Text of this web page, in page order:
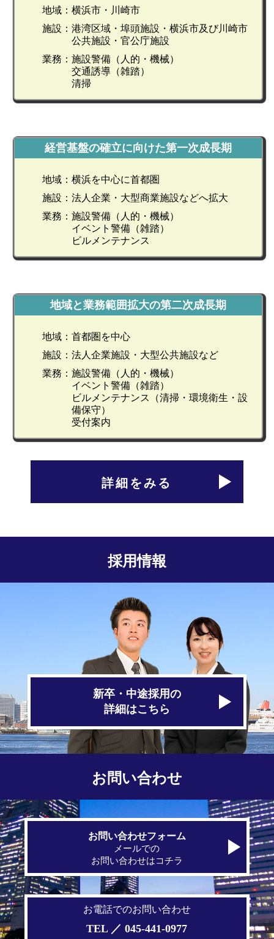
地域：横浜市・川崎市
施設：港湾区域・埠頭施設・横浜市及び川崎市
公共施設・官公庁施設
業務：施設警備（人的・機械）
交通誘導（雑踏）
清掃
経営基盤の確立に向けた第一次成長期
地域：横浜を中心に首都圏
施設：法人企業・大型商業施設などへ拡大
業務：施設警備（人的・機械）
イベント警備（雑踏）
ビルメンテナンス
地域と業務範囲拡大の第二次成長期
地域：首都圏を中心
施設：法人企業施設・大型公共施設など
業務：施設警備（人的・機械）
イベント警備（雑踏）
ビルメンテナンス（清掃・環境衛生・設
備保守）
受付案内
詳細をみる
採用情報
新卒・中途採用の
詳細はこちら
お問い合わせ
お問い合わせフォーム
メールでの
お問い合わせはコチラ
お電話でのお問い合わせ
TEL ／ 045-441-0977